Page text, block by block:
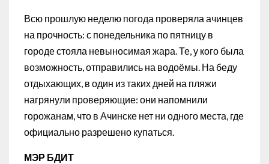
Всю прошлую неделю погода проверяла ачинцев
на прочность: с понедельника по пятницу в
городе стояла невыносимая жара. Те, у кого была
возможность, отправились на водоёмы. На беду
отдыхающих, в один из таких дней на пляжи
нагрянули проверяющие: они напомнили
горожанам, что в Ачинске нет ни одного места, где
официально разрешено купаться.
МЭР БДИТ